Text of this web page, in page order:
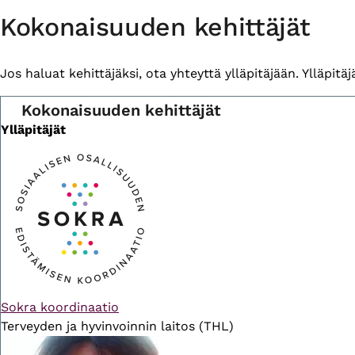
tabs
Kokonaisuuden kehittäjät
Jos haluat kehittäjäksi, ota yhteyttä ylläpitäjään.
Kokonaisuuden kehittäjät
Ylläpitäjät
Sokra koordinaatio
Terveyden ja hyvinvoinnin laitos (THL)